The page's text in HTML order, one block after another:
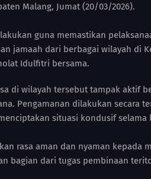
Malang, Jumat (20/03/2026).
guna memastikan
jamaah dari berbagai wilayah di
Idulfitri bersama.
di wilayah tersebut tampak aktif
Pengamanan dilakukan secara
situasi kondusif selama
rasa aman dan nyaman kepada
bagian dari tugas pembinaan